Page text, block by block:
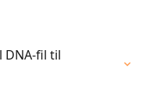
DNA-fil til